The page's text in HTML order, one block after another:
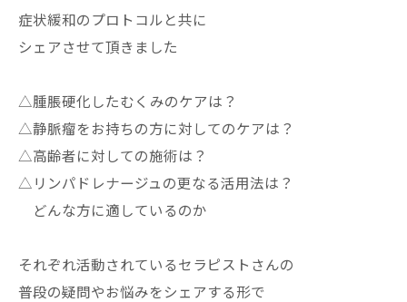
症状緩和のプロトコルと共に
シェアさせて頂きました
△腫脹硬化したむくみのケアは？
△静脈瘤をお持ちの方に対してのケアは？
△高齢者に対しての施術は？
△リンパドレナージュの更なる活用法は？
どんな方に適しているのか
それぞれ活動されているセラピストさんの
普段の疑問やお悩みをシェアする形で